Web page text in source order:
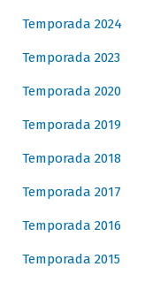
Temporada 2024
Temporada 2023
Temporada 2020
Temporada 2019
Temporada 2018
Temporada 2017
Temporada 2016
Temporada 2015